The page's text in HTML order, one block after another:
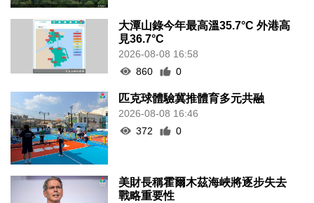
大潭山錄今年最高溫35.7°C 外港高
見36.7°C
2026-08-08 16:58
860
0
匹克球體驗冀推體育多元共融
2026-08-08 16:46
372
0
美財長稱霍爾木茲海峽將逐步失去
戰略重要性